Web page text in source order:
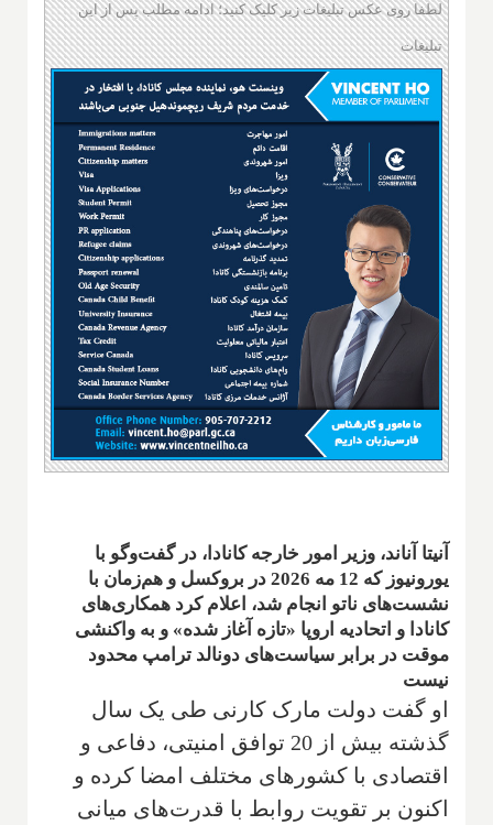
لطفا روی عکس تبلیغات زیر کلیک کنید؛ ادامه مطلب پس از این
تبلیغات
آنیتا آناند، وزیر امور خارجه کانادا، در گفت‌وگو با
یورونیوز که 12 مه 2026 در بروکسل و هم‌زمان با
نشست‌های ناتو انجام شد، اعلام کرد همکاری‌های
کانادا و اتحادیه اروپا «تازه آغاز شده» و به واکنشی
موقت در برابر سیاست‌های دونالد ترامپ محدود
نیست
او گفت دولت مارک کارنی طی یک سال
گذشته بیش از 20 توافق امنیتی، دفاعی و
اقتصادی با کشورهای مختلف امضا کرده و
اکنون بر تقویت روابط با قدرت‌های میانی